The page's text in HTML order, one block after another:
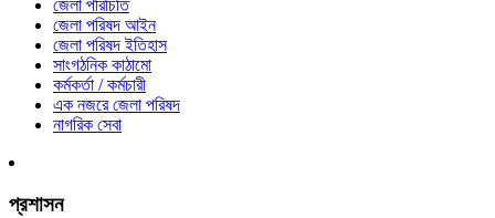
জেলা পরিচিতি
জেলা পরিষদ আইন
জেলা পরিষদ ইতিহাস
সাংগঠনিক কাঠামো
কর্মকর্তা / কর্মচারী
এক নজরে জেলা পরিষদ
নাগরিক সেবা
প্রশাসন